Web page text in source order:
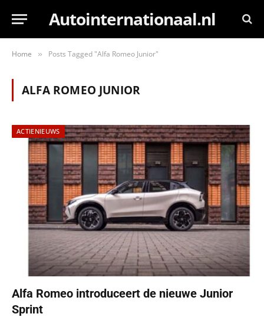
Autointernationaal.nl
Home » Posts Tagged "Alfa Romeo Junior"
ALFA ROMEO JUNIOR
ACTIENIEUWS
Alfa Romeo introduceert de nieuwe Junior
Sprint